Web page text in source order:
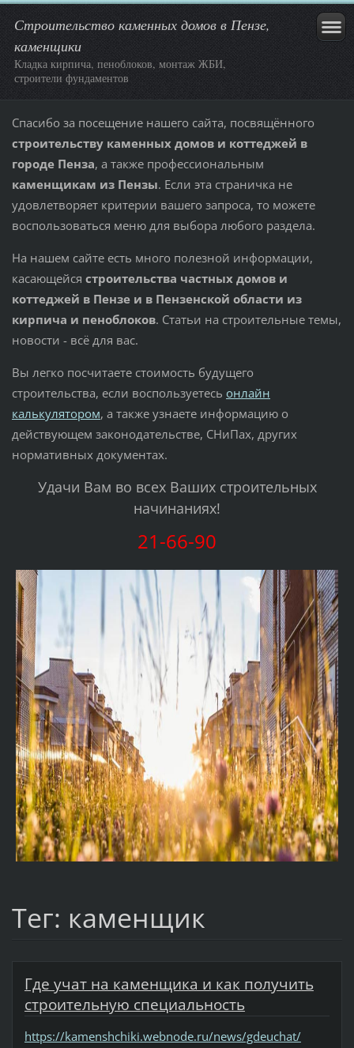
Строительство каменных домов в Пензе,
каменщики
Кладка кирпича, пеноблоков, монтаж ЖБИ,
строители фундаментов
Спасибо за посещение нашего сайта, посвящённого
строительству каменных домов и коттеджей в
городе Пенза, а также профессиональным
каменщикам из Пензы. Если эта страничка не
удовлетворяет критерии вашего запроса, то можете
воспользоваться меню для выбора любого раздела.
На нашем сайте есть много полезной информации,
касающейся строительства частных домов и
коттеджей в Пензе и в Пензенской области из
кирпича и пеноблоков. Статьи на строительные темы,
новости - всё для вас.
Вы легко посчитаете стоимость будущего
строительства, если воспользуетесь онлайн
калькулятором, а также узнаете информацию о
действующем законодательстве, СНиПах, других
нормативных документах.
Удачи Вам во всех Ваших строительных
начинаниях!
21-66-90
Тег: каменщик
Где учат на каменщика и как получить
строительную специальность
https://kamenshchiki.webnode.ru/news/gdeuchat/